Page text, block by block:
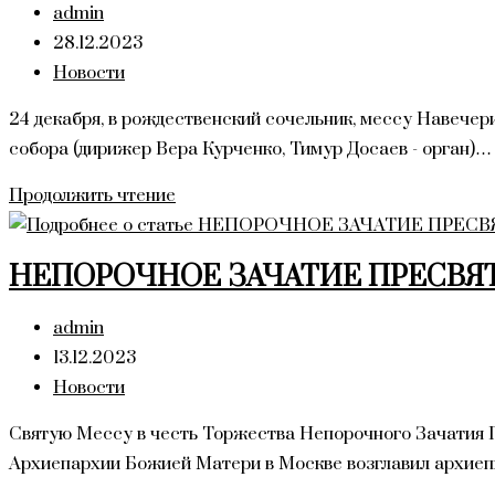
Автор
записи:
admin
Запись
опубликована:
28.12.2023
Рубрика
Новости
24 декабря, в рождественский сочельник, мессу
собора (дирижер Вера Курченко, Тимур Досаев - орган)…
Продолжить чтение
Христово
НЕПОРОЧНОЕ ЗАЧАТИЕ
Автор
записи:
admin
Запись
опубликована:
13.12.2023
Рубрика
Новости
Cвятую Мессу в честь Торжества Непорочного
Архиепархии Божией Матери в Москве возглавил